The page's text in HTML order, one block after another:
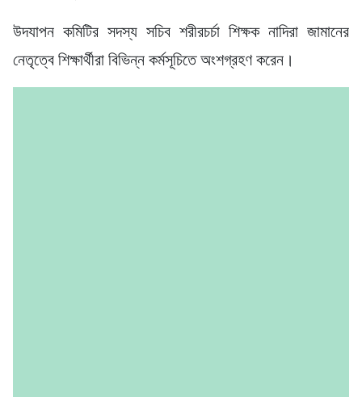
উদযাপন কমিটির সদস্য সচিব শরীরচর্চা শিক্ষক নাদিরা জামানের
নেতৃত্বে শিক্ষার্থীরা বিভিন্ন কর্মসূচিতে অংশগ্রহণ করেন।